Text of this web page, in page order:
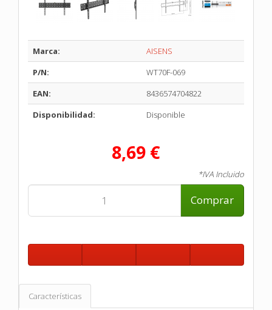
Marca:
AISENS
P/N:
WT70F-069
EAN:
8436574704822
Disponibilidad:
Disponible
8,69 €
*IVA Incluido
Comprar
Características